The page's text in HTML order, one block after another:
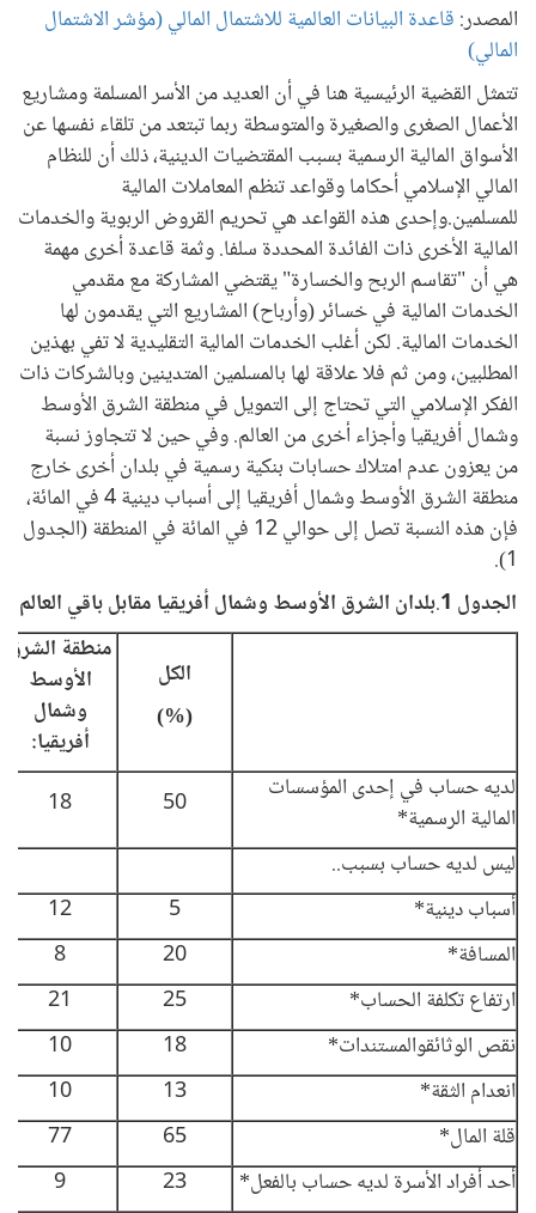
المصدر: قاعدة البيانات العالمية للاشتمال المالي (مؤشر الاشتمال
المالي)
تتمثل القضية الرئيسية هنا في أن العديد من الأسر المسلمة ومشاريع
الأعمال الصغرى والصغيرة والمتوسطة ربما تبتعد من تلقاء نفسها عن
الأسواق المالية الرسمية بسبب المقتضيات الدينية، ذلك أن للنظام
المالي الإسلامي أحكاما وقواعد تنظم المعاملات المالية
للمسلمين.وإحدى هذه القواعد هي تحريم القروض الربوية والخدمات
المالية الأخرى ذات الفائدة المحددة سلفا. وثمة قاعدة أخرى مهمة
هي أن "تقاسم الربح والخسارة" يقتضي المشاركة مع مقدمي
الخدمات المالية في خسائر (وأرباح) المشاريع التي يقدمون لها
الخدمات المالية. لكن أغلب الخدمات المالية التقليدية لا تفي بهذين
المطلبين، ومن ثم فلا علاقة لها بالمسلمين المتدينين وبالشركات ذات
الفكر الإسلامي التي تحتاج إلى التمويل في منطقة الشرق الأوسط
وشمال أفريقيا وأجزاء أخرى من العالم. وفي حين لا تتجاوز نسبة
من يعزون عدم امتلاك حسابات بنكية رسمية في بلدان أخرى خارج
منطقة الشرق الأوسط وشمال أفريقيا إلى أسباب دينية 4 في المائة،
فإن هذه النسبة تصل إلى حوالي 12 في المائة في المنطقة (الجدول
1).
الجدول 1 .بلدان الشرق الأوسط وشمال أفريقيا مقابل باقي العالم
الكل
(%)
منطقة الشرق
الأوسط
وشمال
أفريقيا:
لديه حساب في إحدى المؤسسات
المالية الرسمية*
50
18
ليس لديه حساب بسبب..
أسباب دينية*
5
12
المسافة*
20
8
ارتفاع تكلفة الحساب*
25
21
نقص الوثائقوالمستندات*
18
10
انعدام الثقة*
13
10
قلة المال*
65
77
أحد أفراد الأسرة لديه حساب بالفعل*
23
9